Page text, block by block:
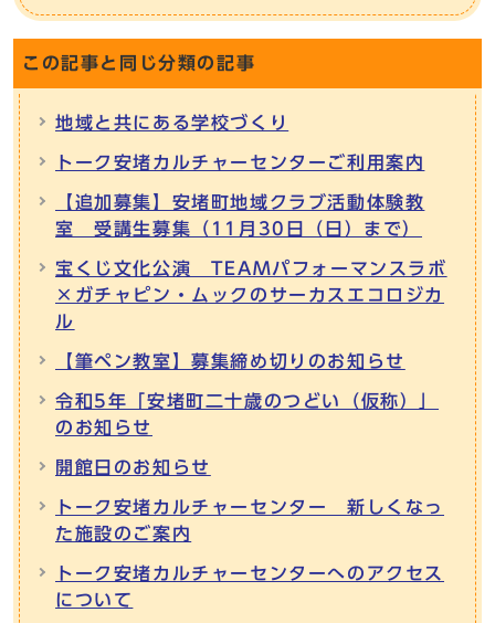
この記事と同じ分類の記事
地域と共にある学校づくり
トーク安堵カルチャーセンターご利用案内
【追加募集】安堵町地域クラブ活動体験教
室 受講生募集（11月30日（日）まで）
宝くじ文化公演 TEAMパフォーマンスラボ
×ガチャピン・ムックのサーカスエコロジカ
ル
【筆ペン教室】募集締め切りのお知らせ
令和5年「安堵町二十歳のつどい（仮称）」
のお知らせ
開館日のお知らせ
トーク安堵カルチャーセンター 新しくなっ
た施設のご案内
トーク安堵カルチャーセンターへのアクセス
について